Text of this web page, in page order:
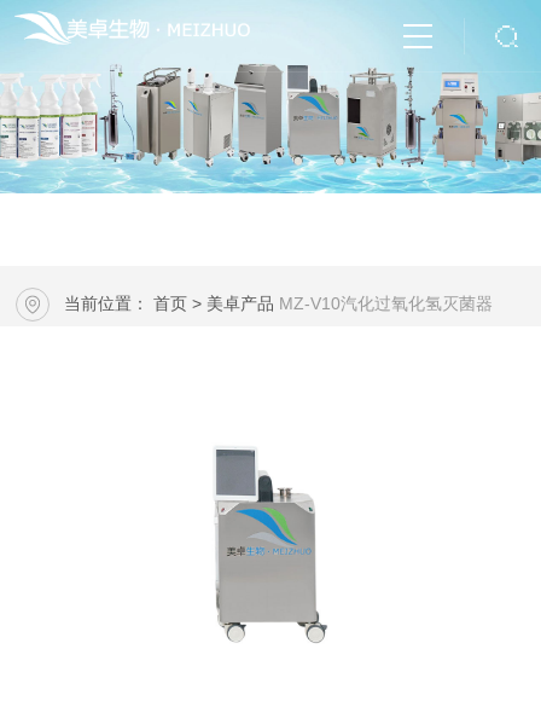
当前位置：首页 > 美卓产品 MZ-V10汽化过氧化氢灭菌器